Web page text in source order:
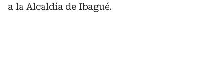
a la Alcaldía de Ibagué.